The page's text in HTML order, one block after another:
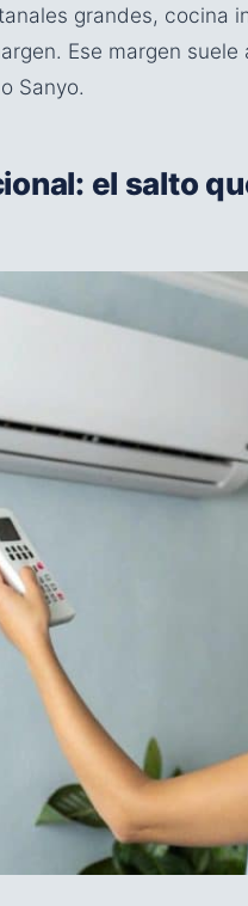
grandes, cocina
Ese margen
Sanyo.
el salto